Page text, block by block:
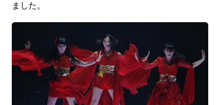
ました。